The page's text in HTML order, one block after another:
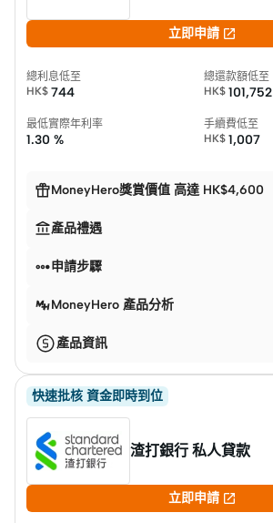
立即申請 
總利息低至
HK$ 744
總還款額低至
HK$ 101,752
最低實際年利率
1.30 %
手續費低至
HK$ 1,007
MoneyHero獎賞價值 高達 HK$4,600
產品禮遇
申請步驟
MoneyHero 產品分析
產品資訊
快速批核 資金即時到位
渣打銀行 私人貸款
立即申請 